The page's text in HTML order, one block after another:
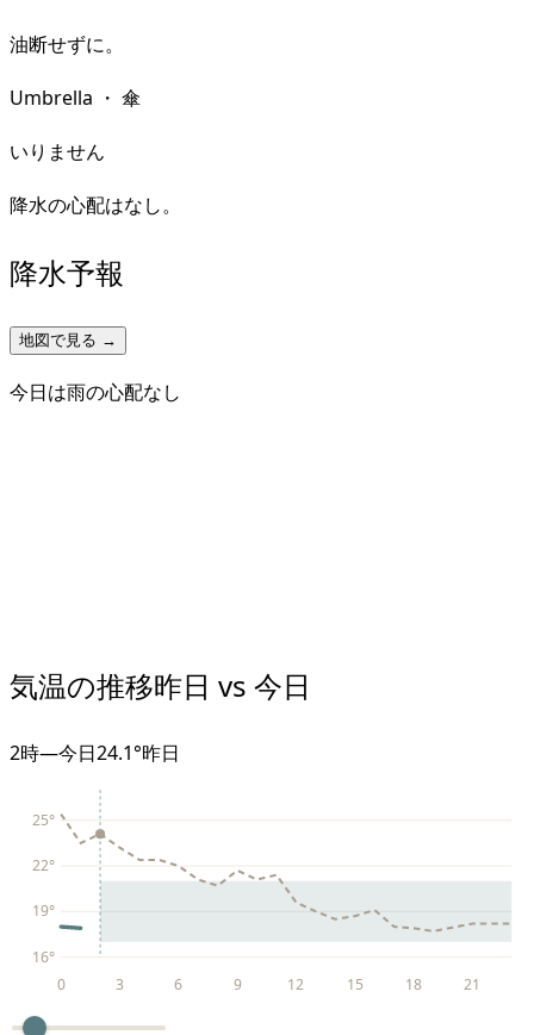
油断せずに。
Umbrella ・ 傘
いりません
降水の心配はなし。
降水予報
地図で見る →
今日は雨の心配なし
気温の推移昨日 vs 今日
2時—今日24.1°昨日
16°
19°
22°
25°
0 3 6 9 12 15 18 21